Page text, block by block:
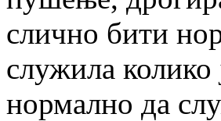
слично бити
служила колико
нормално да